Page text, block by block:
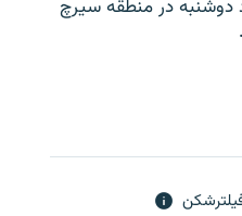
دوشنبه در منطقه سیرچ